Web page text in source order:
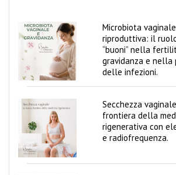
Microbiota
riproduttiva: il
“buoni” nella
gravidanza e nella
delle infezioni.
Secchezza
frontiera della
rigenerativa con
e radiofrequenza.